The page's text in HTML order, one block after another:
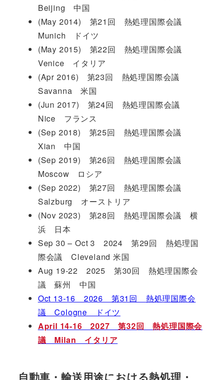
Beijing 中国
(May 2014) 第21回 熱処理国際会議
Munich ドイツ
(May 2015) 第22回 熱処理国際会議
Venice イタリア
(Apr 2016) 第23回 熱処理国際会議
Savanna 米国
(Jun 2017) 第24回 熱処理国際会議
Nice フランス
(Sep 2018) 第25回 熱処理国際会議
Xian 中国
(Sep 2019) 第26回 熱処理国際会議
Moscow ロシア
(Sep 2022) 第27回 熱処理国際会議
Salzburg オーストリア
(Nov 2023) 第28回 熱処理国際会議 横
浜 日本
Sep 30 – Oct 3 2024 第29回 熱処理国
際会議 Cleveland 米国
Aug 19-22 2025 第30回 熱処理国際会
議 蘇州 中国
Oct 13-16 2026 第31回 熱処理国際会
議 Cologne ドイツ
April 14-16 2027 第32回 熱処理国際会
議 Milan イタリア
自動車・輸送用途における熱処理・